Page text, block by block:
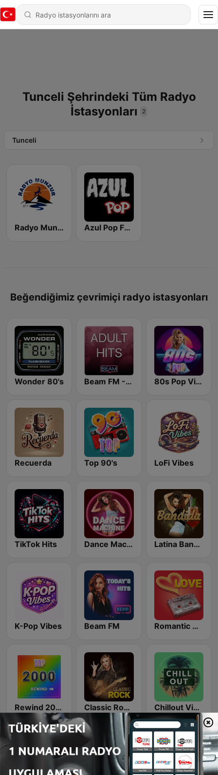
Tunceli Şehrindeki Tüm Radyo
İstasyonları
2
Tunceli
Radyo Munzur Azul Pop FM (Los 40 Hits)
Beğendiğimiz çevrimiçi radyo istasyonları
Wonder 80's Beam FM - Adult Hits 80s Pop Vibes
Recuerda Top 90's LoFi Vibes
TikTok Hits Dance Machine Latina Bandida!
K-Pop Vibes Beam FM Romantic Vibes
Rewind 2000's Classic Rock Station Chillout Vibes